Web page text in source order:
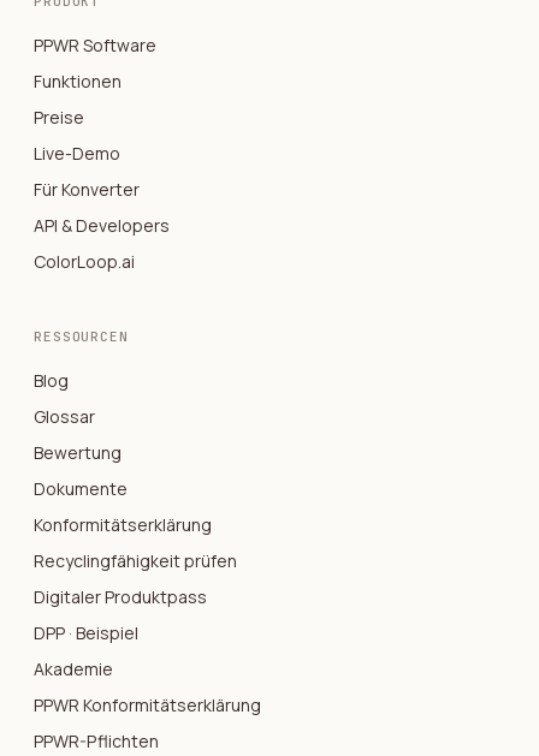
PPWR Software
Funktionen
Preise
Live-Demo
Für Konverter
API & Developers
ColorLoop.ai
RESSOURCEN
Blog
Glossar
Bewertung
Dokumente
Konformitätserklärung
Recyclingfähigkeit prüfen
Digitaler Produktpass
DPP · Beispiel
Akademie
PPWR Konformitätserklärung
PPWR-Pflichten